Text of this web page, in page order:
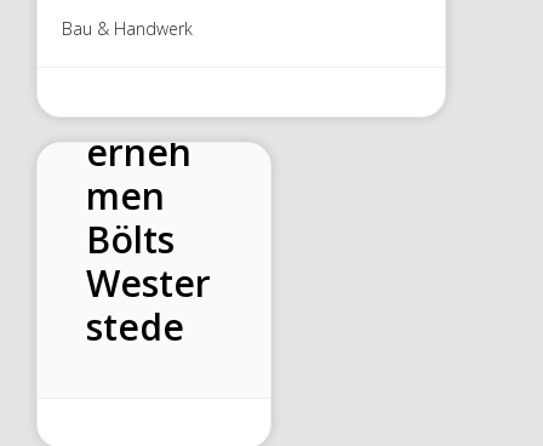
Bau & Handwerk
Bauunt
erneh
men
Bölts
Wester
stede